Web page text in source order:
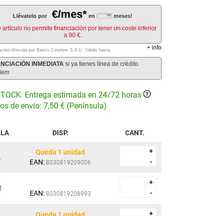
Llévatelo por €/mes* en meses!
artículo no permite financiación por tener un coste inferior
a 90 €.
ofrecida por Banco Cetelem S.A.U. Válido hasta + info
INMEDIATA si ya tienes línea de crédito
Entrega estimada en 24/72 horas
de envío: 7,50 € (Península)
DISP. CANT.
Queda 1 unidad
EAN: 8030819209006
+
-
+
-
EAN: 8030819208993
+
-
+
-
+
+